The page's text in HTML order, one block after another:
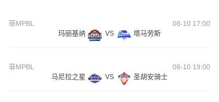
菲MPBL
08-10 17:00
玛丽基纳
VS 塔马劳斯
菲MPBL
08-10 19:00
马尼拉之星
VS 圣胡安骑士